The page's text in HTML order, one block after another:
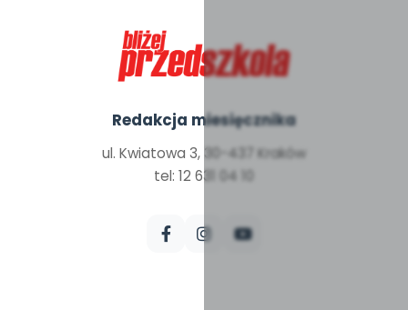
Redakcja miesięcznika
ul. Kwiatowa 3, 30-437 Kraków
tel: 12 631 04 10